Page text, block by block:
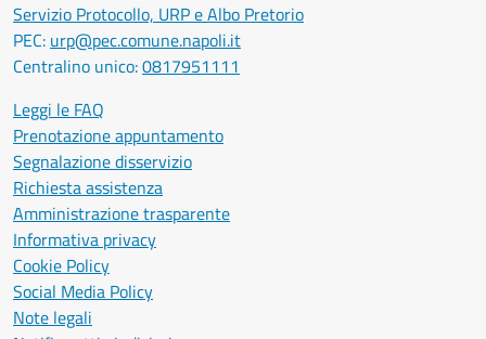
Servizio Protocollo, URP e Albo Pretorio
PEC: urp@pec.comune.napoli.it
Centralino unico:0817951111
Leggi le FAQ
Prenotazione appuntamento
Segnalazione disservizio
Richiesta assistenza
Amministrazione trasparente
Informativa privacy
Cookie Policy
Social Media Policy
Note legali